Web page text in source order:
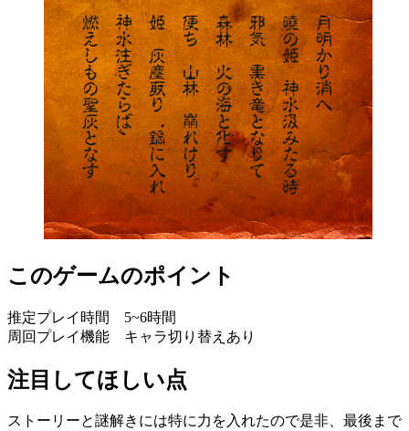
このゲームのポイント
推定プレイ時間 5~6時間
周回プレイ機能 キャラ切り替えあり
注目してほしい点
ストーリーと謎解きには特に力を入れたので是非、最後まで